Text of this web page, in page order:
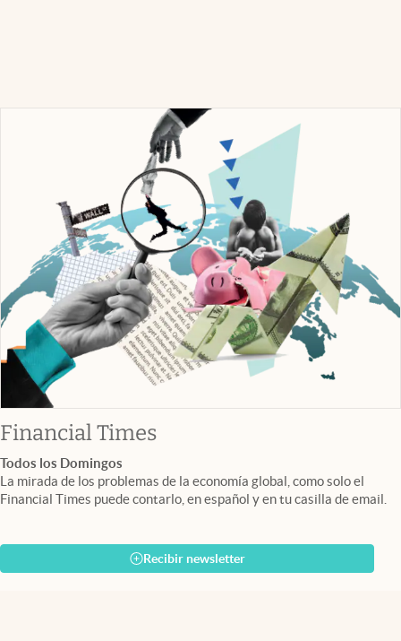
Financial Timesabre en nueva pestaña
Todos los Domingos
La mirada de los problemas de la economía global, como solo el
Financial Times puede contarlo, en español y en tu casilla de email.
Recibir newsletter